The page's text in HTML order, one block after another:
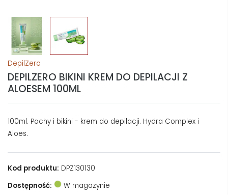
DepilZero
DEPILZERO BIKINI KREM DO DEPILACJI Z
ALOESEM 100ML
100ml. Pachy i bikini - krem do depilacji. Hydra Complex i
Aloes.
Kod produktu: DPZ130130
Dostępność:
W magazynie